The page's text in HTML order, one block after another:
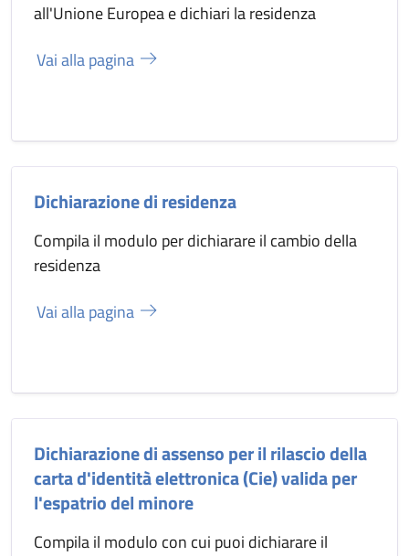
all'Unione Europea e dichiari la residenza
Vai alla pagina
Dichiarazione di residenza
Compila il modulo per dichiarare il cambio della
residenza
Vai alla pagina
Dichiarazione di assenso per il rilascio della
carta d'identità elettronica (Cie) valida per
l'espatrio del minore
Compila il modulo con cui puoi dichiarare il